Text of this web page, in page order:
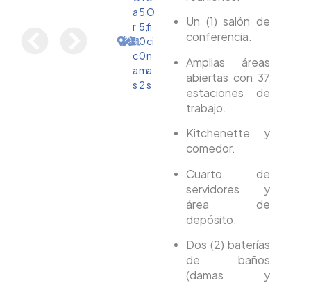
a
r
a
c
a
s
5
5,
0
0
m
2
O
fi
ci
n
a
s
Un (1) salón de
conferencia.
Amplias áreas
abiertas con 37
estaciones de
trabajo.
Kitchenette y
comedor.
Cuarto de
servidores y
área de
depósito.
Dos (2) baterías
de baños
(damas y